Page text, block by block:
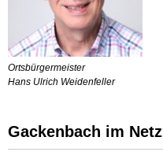
Ortsbürgermeister
Hans Ulrich Weidenfeller
Gackenbach im Netz